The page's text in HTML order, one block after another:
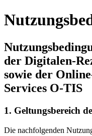
der Digitalen-
sowie der
Services O-TIS
1. Geltungsbereich
Die nachfolgenden